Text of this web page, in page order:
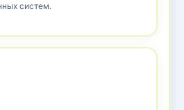
систем.